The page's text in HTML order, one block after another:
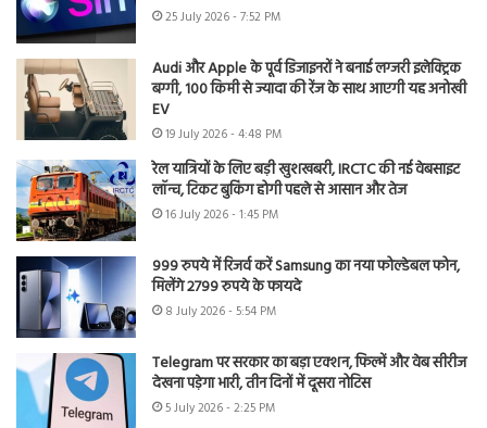
25 July 2026 - 7:52 PM
Audi और Apple के पूर्व डिजाइनरों ने बनाई लग्जरी इलेक्ट्रिक
बग्गी, 100 किमी से ज्यादा की रेंज के साथ आएगी यह अनोखी
EV
19 July 2026 - 4:48 PM
रेल यात्रियों के लिए बड़ी खुशखबरी, IRCTC की नई वेबसाइट
लॉन्च, टिकट बुकिंग होगी पहले से आसान और तेज
16 July 2026 - 1:45 PM
999 रुपये में रिजर्व करें Samsung का नया फोल्डेबल फोन,
मिलेंगे 2799 रुपये के फायदे
8 July 2026 - 5:54 PM
Telegram पर सरकार का बड़ा एक्शन, फिल्में और वेब सीरीज
देखना पड़ेगा भारी, तीन दिनों में दूसरा नोटिस
5 July 2026 - 2:25 PM